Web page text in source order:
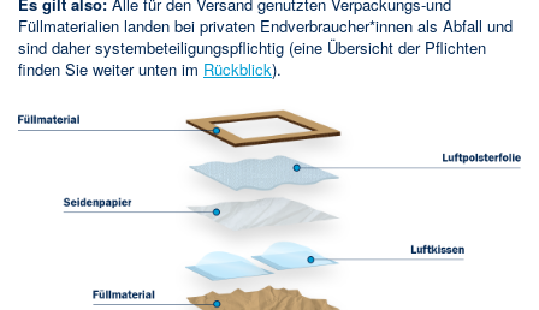
Füllmaterialien landen bei privaten Endverbraucher*innen als Abfall und
sind daher systembeteiligungspflichtig (eine Übersicht der Pflichten
finden Sie weiter unten im Rückblick).